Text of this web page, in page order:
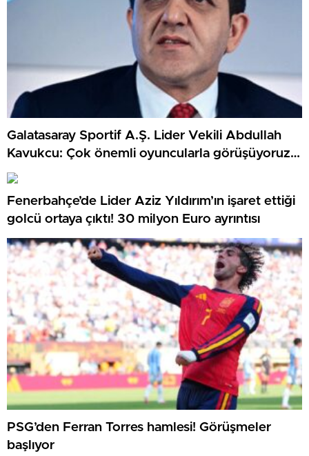
Galatasaray Sportif A.Ş. Lider Vekili Abdullah
Kavukcu: Çok önemli oyuncularla görüşüyoruz,
para harcayacağız
Fenerbahçe’de Lider Aziz Yıldırım’ın işaret ettiği
golcü ortaya çıktı! 30 milyon Euro ayrıntısı
PSG’den Ferran Torres hamlesi! Görüşmeler
başlıyor